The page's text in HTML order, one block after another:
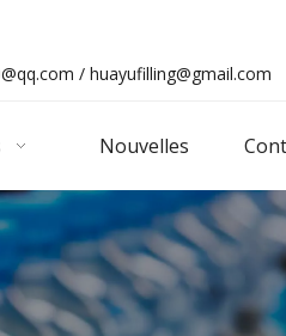
/ huayufilling@gmail.com
Nouvelles